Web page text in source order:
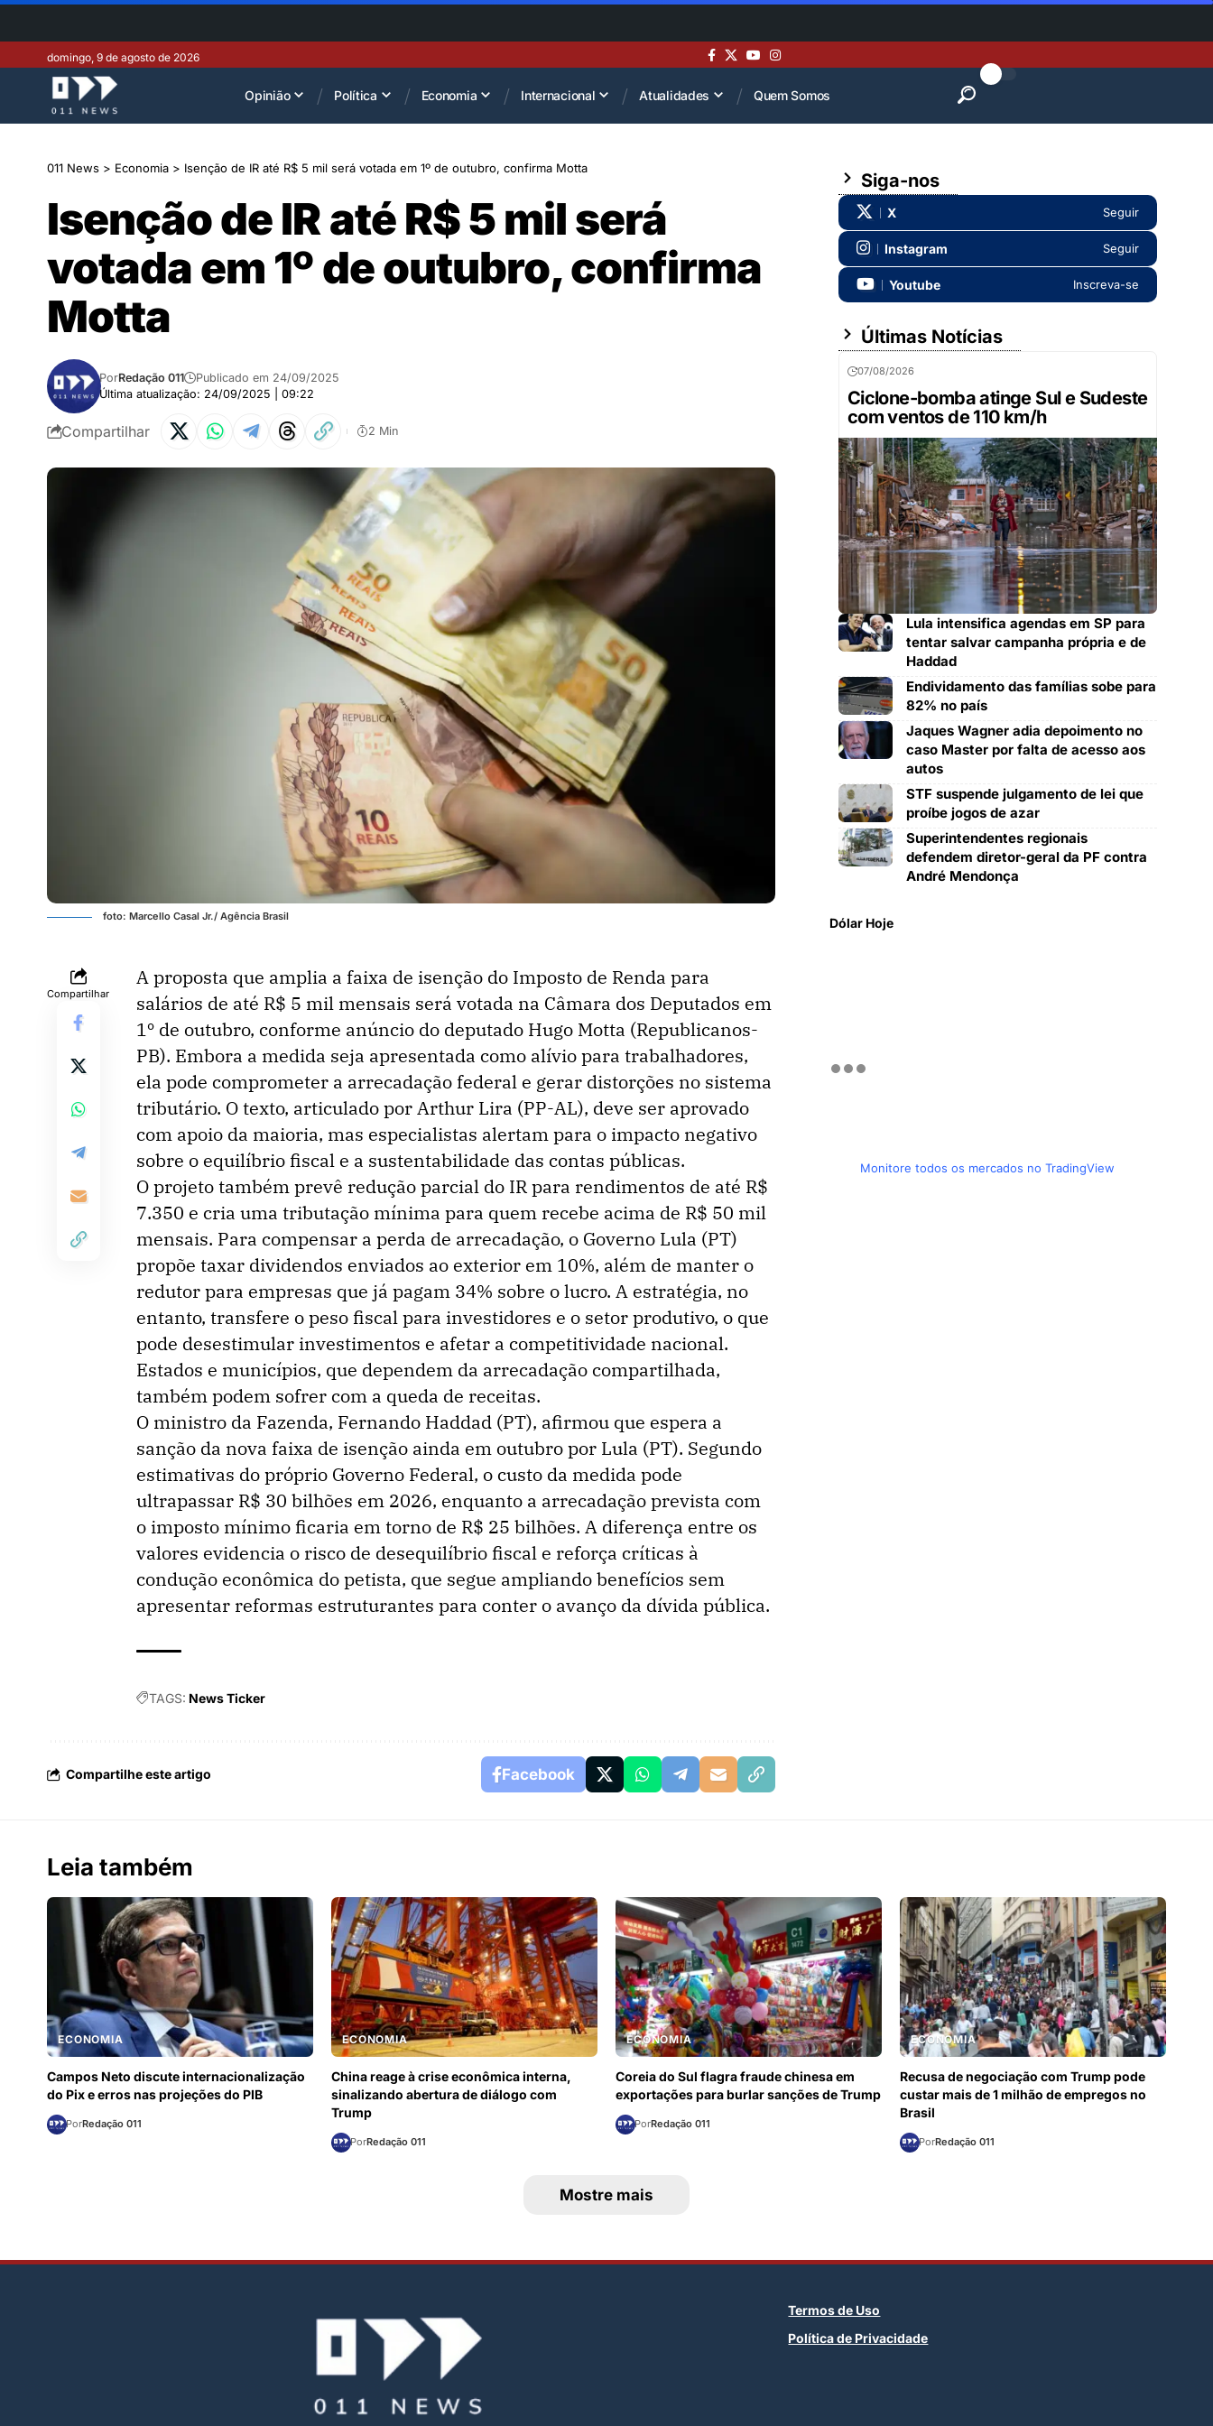
domingo, 9 de agosto de 2026
Opinião Política Economia Internacional Atualidades Quem Somos
011 News > Economia > Isenção de IR até R$ 5 mil será votada em 1º de outubro, confirma Motta
Isenção de IR até R$ 5 mil será
votada em 1º de outubro, confirma
Motta
Última atualização: 24/09/2025 | 09:22
PorRedação 011 Publicado em 24/09/2025
Compartilhar 2 Min
foto: Marcello Casal Jr./ Agência Brasil
Compartilhar
A proposta que amplia a faixa de isenção do Imposto de Renda para
salários de até R$ 5 mil mensais será votada na Câmara dos Deputados em
1º de outubro, conforme anúncio do deputado Hugo Motta (Republicanos-
PB). Embora a medida seja apresentada como alívio para trabalhadores,
ela pode comprometer a arrecadação federal e gerar distorções no sistema
tributário. O texto, articulado por Arthur Lira (PP-AL), deve ser aprovado
com apoio da maioria, mas especialistas alertam para o impacto negativo
sobre o equilíbrio fiscal e a sustentabilidade das contas públicas.
O projeto também prevê redução parcial do IR para rendimentos de até R$
7.350 e cria uma tributação mínima para quem recebe acima de R$ 50 mil
mensais. Para compensar a perda de arrecadação, o Governo Lula (PT)
propõe taxar dividendos enviados ao exterior em 10%, além de manter o
redutor para empresas que já pagam 34% sobre o lucro. A estratégia, no
entanto, transfere o peso fiscal para investidores e o setor produtivo, o que
pode desestimular investimentos e afetar a competitividade nacional.
Estados e municípios, que dependem da arrecadação compartilhada,
também podem sofrer com a queda de receitas.
O ministro da Fazenda, Fernando Haddad (PT), afirmou que espera a
sanção da nova faixa de isenção ainda em outubro por Lula (PT). Segundo
estimativas do próprio Governo Federal, o custo da medida pode
ultrapassar R$ 30 bilhões em 2026, enquanto a arrecadação prevista com
o imposto mínimo ficaria em torno de R$ 25 bilhões. A diferença entre os
valores evidencia o risco de desequilíbrio fiscal e reforça críticas à
condução econômica do petista, que segue ampliando benefícios sem
apresentar reformas estruturantes para conter o avanço da dívida pública.
TAGS: News Ticker
Compartilhe este artigo Facebook
Siga-nos
X Seguir
Instagram Seguir
Youtube Inscreva-se
Últimas Notícias
07/08/2026
Ciclone-bomba atinge Sul e Sudeste
com ventos de 110 km/h
Lula intensifica agendas em SP para
tentar salvar campanha própria e de
Haddad
Endividamento das famílias sobe para
82% no país
Jaques Wagner adia depoimento no
caso Master por falta de acesso aos
autos
STF suspende julgamento de lei que
proíbe jogos de azar
Superintendentes regionais
defendem diretor-geral da PF contra
André Mendonça
Dólar Hoje
Monitore todos os mercados no TradingView
Leia também
ECONOMIA
Campos Neto discute internacionalização
do Pix e erros nas projeções do PIB
PorRedação 011
ECONOMIA
China reage à crise econômica interna,
sinalizando abertura de diálogo com
Trump
PorRedação 011
ECONOMIA
Coreia do Sul flagra fraude chinesa em
exportações para burlar sanções de Trump
PorRedação 011
ECONOMIA
Recusa de negociação com Trump pode
custar mais de 1 milhão de empregos no
Brasil
PorRedação 011
Mostre mais
Termos de Uso
Política de Privacidade